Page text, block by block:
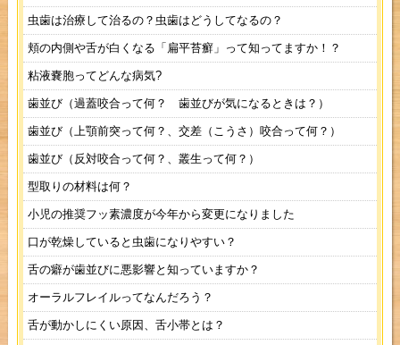
虫歯は治療して治るの？虫歯はどうしてなるの？
頬の内側や舌が白くなる「扁平苔癬」って知ってますか！？
粘液嚢胞ってどんな病気?
歯並び（過蓋咬合って何？ 歯並びが気になるときは？）
歯並び（上顎前突って何？、交差（こうさ）咬合って何？）
歯並び（反対咬合って何？、叢生って何？）
型取りの材料は何？
小児の推奨フッ素濃度が今年から変更になりました
口が乾燥していると虫歯になりやすい？
舌の癖が歯並びに悪影響と知っていますか？
オーラルフレイルってなんだろう？
舌が動かしにくい原因、舌小帯とは？